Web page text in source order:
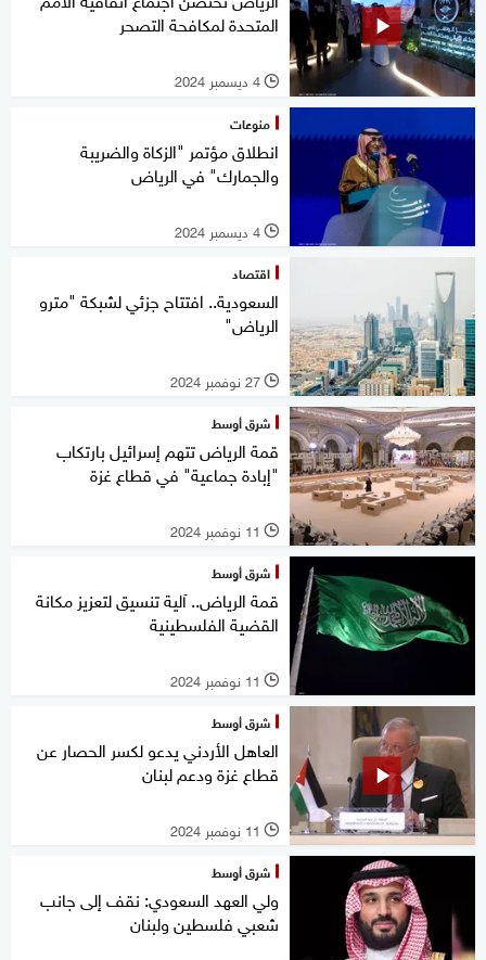
المتحدة لمكافحة التصحر
l 4 ديسمبر 2024
منوعات
انطلاق مؤتمر "الزكاة والضريبة
والجمارك" في الرياض
l 4 ديسمبر 2024
اقتصاد
السعودية.. افتتاح جزئي لشبكة "مترو
الرياض"
l 27 نوفمبر 2024
شرق أوسط
قمة الرياض تتهم إسرائيل بارتكاب
"إبادة جماعية" في قطاع غزة
l 11 نوفمبر 2024
شرق أوسط
قمة الرياض.. آلية تنسيق لتعزيز مكانة
القضية الفلسطينية
l 11 نوفمبر 2024
شرق أوسط
العاهل الأردني يدعو لكسر الحصار عن
قطاع غزة ودعم لبنان
l 11 نوفمبر 2024
شرق أوسط
ولي العهد السعودي: نقف إلى جانب
شعبي فلسطين ولبنان